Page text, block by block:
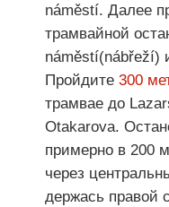
náměstí. Далее
трамвайной
náměstí(nábřeží)
Пройдите 300
трамвае до
Otakarova.
примерно в 200
через
держась правой